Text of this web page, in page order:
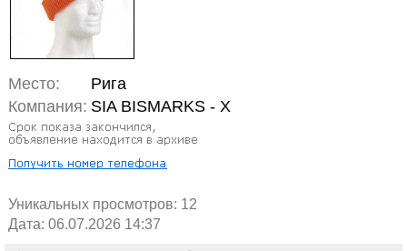
Место:
Рига
Компания: SIA BISMARKS - X
Уникальных просмотров: 12
Дата: 06.07.2026 14:37